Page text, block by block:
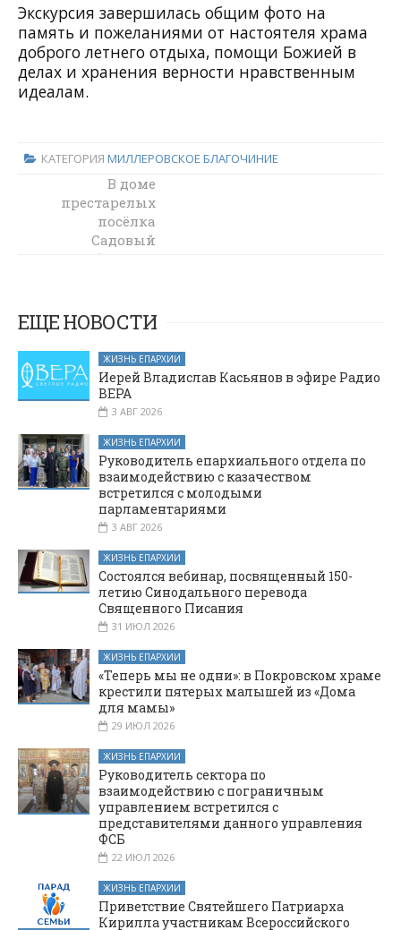
Экскурсия завершилась общим фото на
память и пожеланиями от настоятеля храма
доброго летнего отдыха, помощи Божией в
делах и хранения верности нравственным
идеалам.
КАТЕГОРИЯ МИЛЛЕРОВСКОЕ БЛАГОЧИНИЕ
В Октябрьском
районе обсудили
стратегию
развития
сельской
В доме
престарелых
посёлка
Садовый
прошли беседы о
Владимирской
иконе Божией
Матери
ЕЩЕ НОВОСТИ
ЖИЗНЬ ЕПАРХИИ
Иерей Владислав Касьянов в эфире Радио
ВЕРА
3 АВГ 2026
ЖИЗНЬ ЕПАРХИИ
Руководитель епархиального отдела по
взаимодействию с казачеством
встретился с молодыми
парламентариями
3 АВГ 2026
ЖИЗНЬ ЕПАРХИИ
Состоялся вебинар, посвященный 150-
летию Синодального перевода
Священного Писания
31 ИЮЛ 2026
ЖИЗНЬ ЕПАРХИИ
«Теперь мы не одни»: в Покровском храме
крестили пятерых малышей из «Дома
для мамы»
29 ИЮЛ 2026
ЖИЗНЬ ЕПАРХИИ
Руководитель сектора по
взаимодействию с пограничным
управлением встретился с
представителями данного управления
ФСБ
22 ИЮЛ 2026
ЖИЗНЬ ЕПАРХИИ
Приветствие Святейшего Патриарха
Кирилла участникам Всероссийского